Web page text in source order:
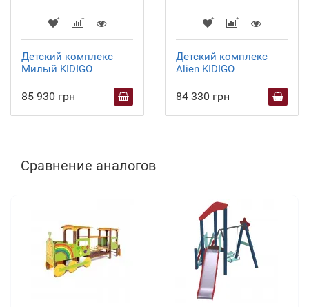
Детский комплекс
Милый KIDIGO
85 930 грн
Детский комплекс
Alien KIDIGO
84 330 грн
Сравнение аналогов